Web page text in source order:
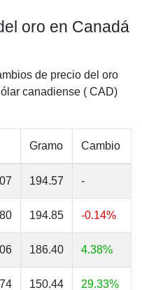
oro en Canadá
de precio del oro
canadiense ( CAD)
Gramo Cambio
194.57 -
194.85 -0.14%
186.40 4.38%
150.44 29.33%